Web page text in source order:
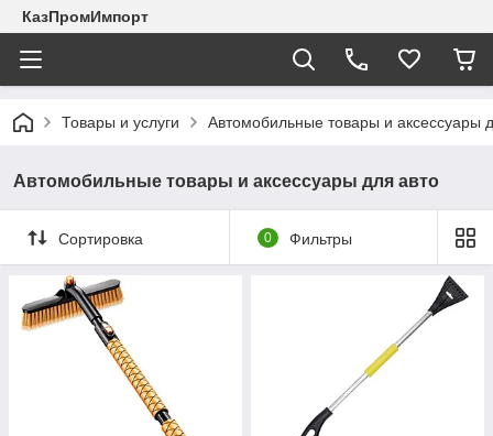
КазПромИмпорт
Товары и услуги Автомобильные товары и аксессуары
Автомобильные товары и аксессуары для авто
Сортировка 0 Фильтры